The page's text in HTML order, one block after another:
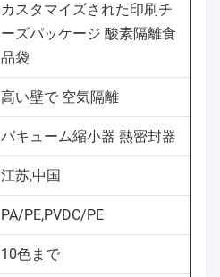
カスタマイズされた印刷チ
ーズパッケージ 酸素隔離食
品袋
高い壁で 空気隔離
バキューム縮小器 熱密封器
江苏,中国
PA/PE,PVDC/PE
10色まで